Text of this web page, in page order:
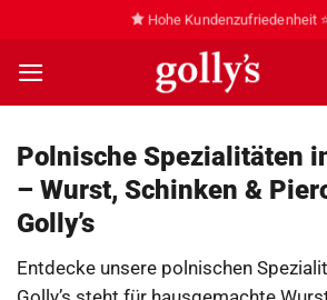
springen
Hohe Kundenzufriedenheit
Polnische Spezialitäten
– Wurst, Schinken &
Golly’s
Entdecke unsere polnischen